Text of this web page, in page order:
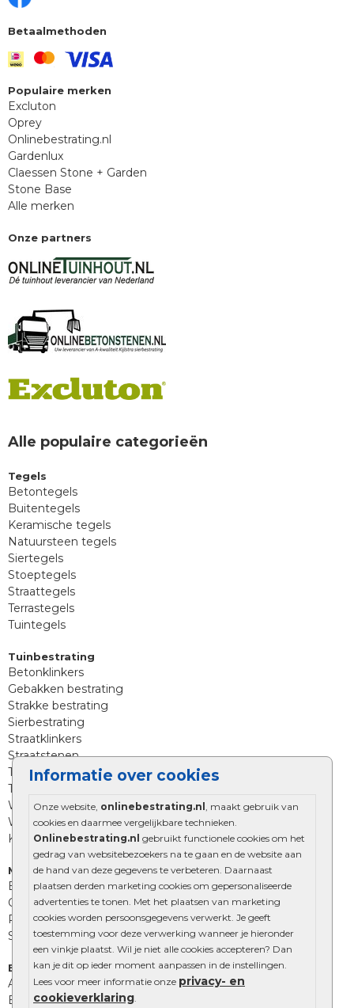
Informatie over cookies
Onze website, onlinebestrating.nl , maakt gebruik van
cookies en daarmee vergelijkbare technieken.
Onlinebestrating.nl gebruikt functionele cookies om het
gedrag van websitebezoekers na te gaan en de website aan
de hand van deze gegevens te verbeteren. Daarnaast
plaatsen derden marketing cookies om gepersonaliseerde
advertenties te tonen. Met het plaatsen van marketing
cookies worden persoonsgegevens verwerkt. Je geeft
toestemming voor deze verwerking wanneer je hieronder
een vinkje plaatst. Wil je niet alle cookies accepteren? Dan
kan je dit op ieder moment aanpassen in de instellingen.
Lees voor meer informatie onze privacy- en
cookieverklaring.
Betaalmethoden
Populaire merken
Excluton
Oprey
Onlinebestrating.nl
Gardenlux
Claessen Stone + Garden
Stone Base
Alle merken
Onze partners
Alle populaire categorieën
Tegels
Betontegels
Buitentegels
Keramische tegels
Natuursteen tegels
Siertegels
Stoeptegels
Straattegels
Terrastegels
Tuintegels
Tuinbestrating
Betonklinkers
Gebakken bestrating
Strakke bestrating
Sierbestrating
Straatklinkers
Straatstenen
Trommelstenen
Tuinstenen
Waalformaat
Wildverband bestrating
Kingstones
Muurelementen
Betonbielzen
Opsluitbanden
Palissades
Stapelblokken
Extra benodigdheden
Afwatering en diversen
Beplantings en betonelementen